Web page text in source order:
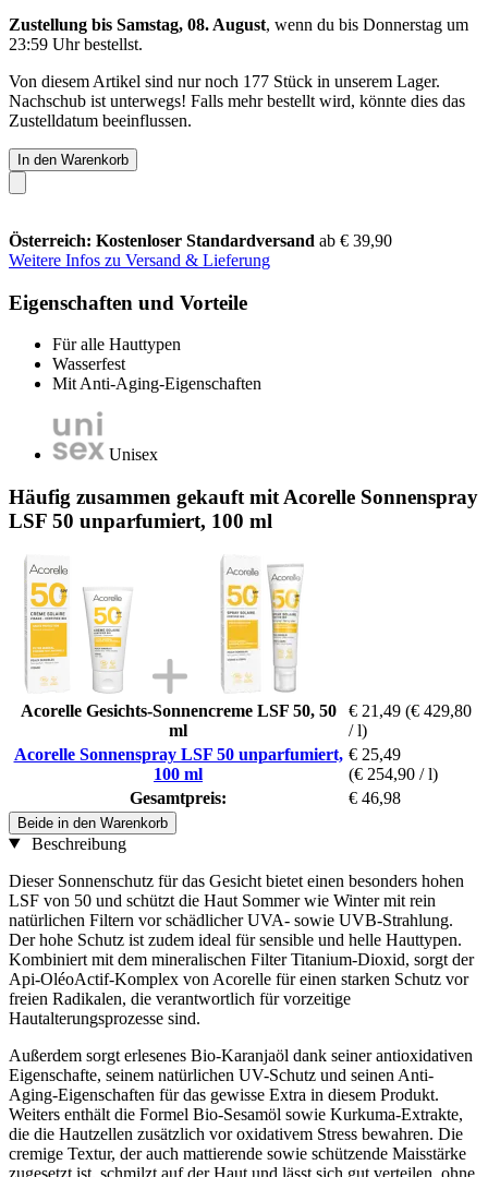
Zustellung bis Samstag, 08. August, wenn du bis Donnerstag um
23:59 Uhrbestellst.
Von diesem Artikel sind nur noch 177 Stück in unserem Lager.
Nachschub ist unterwegs! Falls mehr bestellt wird, könnte dies das
Zustelldatum beeinflussen.
In den Warenkorb
Österreich: Kostenloser Standardversand ab € 39,90
Weitere Infos zu Versand & Lieferung
Eigenschaften und Vorteile
Für alle Hauttypen
Wasserfest
Mit Anti-Aging-Eigenschaften
Unisex
Häufig zusammen gekauft mit Acorelle Sonnenspray
LSF 50 unparfumiert, 100 ml
Acorelle Gesichts-Sonnencreme LSF 50, 50
ml
€ 21,49 (€ 429,80
/ l)
Acorelle Sonnenspray LSF 50 unparfumiert,
100 ml
€ 25,49
(€ 254,90 / l)
Gesamtpreis:
€ 46,98
Beide in den Warenkorb
Beschreibung
Dieser Sonnenschutz für das Gesicht bietet einen besonders hohen
LSF von 50 und schützt die Haut Sommer wie Winter mit rein
natürlichen Filtern vor schädlicher UVA- sowie UVB-Strahlung.
Der hohe Schutz ist zudem ideal für sensible und helle Hauttypen.
Kombiniert mit dem mineralischen Filter Titanium-Dioxid, sorgt der
Api-OléoActif-Komplex von Acorelle für einen starken Schutz vor
freien Radikalen, die verantwortlich für vorzeitige
Hautalterungsprozesse sind.
Außerdem sorgt erlesenes Bio-Karanjaöl dank seiner antioxidativen
Eigenschafte, seinem natürlichen UV-Schutz und seinen Anti-
Aging-Eigenschaften für das gewisse Extra in diesem Produkt.
Weiters enthält die Formel Bio-Sesamöl sowie Kurkuma-Extrakte,
die die Hautzellen zusätzlich vor oxidativem Stress bewahren. Die
cremige Textur, der auch mattierende sowie schützende Maisstärke
zugesetzt ist, schmilzt auf der Haut und lässt sich gut verteilen, ohne